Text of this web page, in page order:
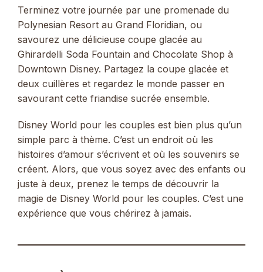
Terminez votre journée par une promenade du
Polynesian Resort au Grand Floridian, ou
savourez une délicieuse coupe glacée au
Ghirardelli Soda Fountain and Chocolate Shop à
Downtown Disney. Partagez la coupe glacée et
deux cuillères et regardez le monde passer en
savourant cette friandise sucrée ensemble.
Disney World pour les couples est bien plus qu’un
simple parc à thème. C’est un endroit où les
histoires d’amour s’écrivent et où les souvenirs se
créent. Alors, que vous soyez avec des enfants ou
juste à deux, prenez le temps de découvrir la
magie de Disney World pour les couples. C’est une
expérience que vous chérirez à jamais.